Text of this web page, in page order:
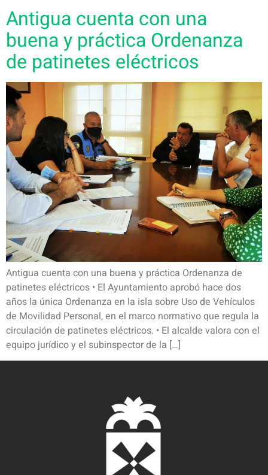
Antigua cuenta con una
buena y práctica Ordenanza
de patinetes eléctricos
Antigua cuenta con una buena y práctica Ordenanza de
patinetes eléctricos • El Ayuntamiento aprobó hace dos
años la única Ordenanza en la isla sobre Uso de Vehículos
de Movilidad Personal, en el marco normativo que regula la
circulación de patinetes eléctricos. • El alcalde valora con el
equipo jurídico y el subinspector de la […]